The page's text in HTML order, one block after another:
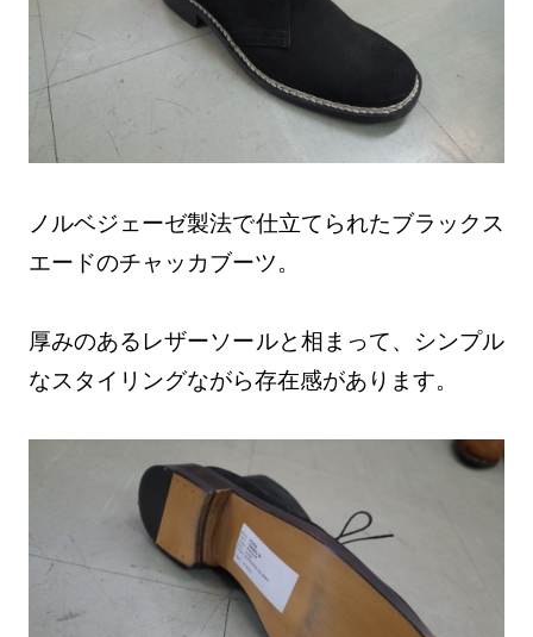
ノルベジェーゼ製法で仕立てられたブラックス
エードのチャッカブーツ。
厚みのあるレザーソールと相まって、シンプル
なスタイリングながら存在感があります。